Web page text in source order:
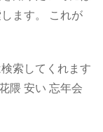
ます。
これが
索してくれます
隈 安い 忘年会